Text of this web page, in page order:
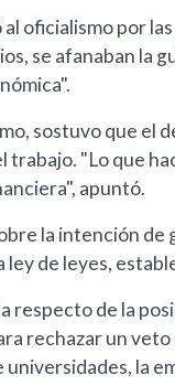
oficialismo por
se afanaban la
sostuvo que el
trabajo. "Lo que
apuntó.
la intención
de leyes,
respecto de la
rechazar un
universidades, la